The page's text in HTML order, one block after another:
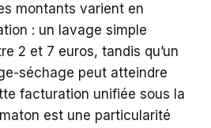
montants varient en
: un lavage simple
2 et 7 euros, tandis qu’un
séchage peut atteindre
facturation unifiée sous la
est une particularité